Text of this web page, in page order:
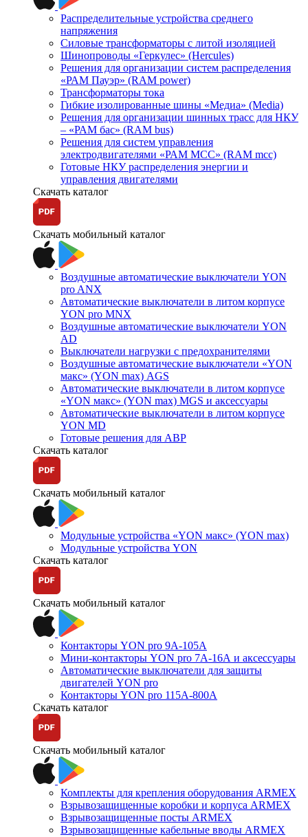
Распределительные устройства среднего
напряжения
Силовые трансформаторы с литой изоляцией
Шинопроводы «Геркулес» (Hercules)
Решения для организации систем распределения
«РАМ Пауэр» (RAM power)
Трансформаторы тока
Гибкие изолированные шины «Медиа» (Media)
Решения для организации шинных трасс для НКУ
– «РАМ бас» (RAM bus)
Решения для систем управления
электродвигателями «РАМ МСС» (RAM mcc)
Готовые НКУ распределения энергии и
управления двигателями
Скачать каталог
Скачать мобильный каталог
Воздушные автоматические выключатели YON
pro ANX
Автоматические выключатели в литом корпусе
YON pro MNX
Воздушные автоматические выключатели YON
AD
Выключатели нагрузки с предохранителями
Воздушные автоматические выключатели «YON
макс» (YON max) AGS
Автоматические выключатели в литом корпусе
«YON макс» (YON max) MGS и аксессуары
Автоматические выключатели в литом корпусе
YON MD
Готовые решения для АВР
Скачать каталог
Скачать мобильный каталог
Модульные устройства «YON макс» (YON max)
Модульные устройства YON
Скачать каталог
Скачать мобильный каталог
Контакторы YON pro 9А-105А
Мини-контакторы YON pro 7А-16А и аксессуары
Автоматические выключатели для защиты
двигателей YON pro
Контакторы YON pro 115А-800А
Скачать каталог
Скачать мобильный каталог
Комплекты для крепления оборудования ARMEX
Взрывозащищенные коробки и корпуса ARMEX
Взрывозащищенные посты ARMEX
Взрывозащищенные кабельные вводы ARMEX